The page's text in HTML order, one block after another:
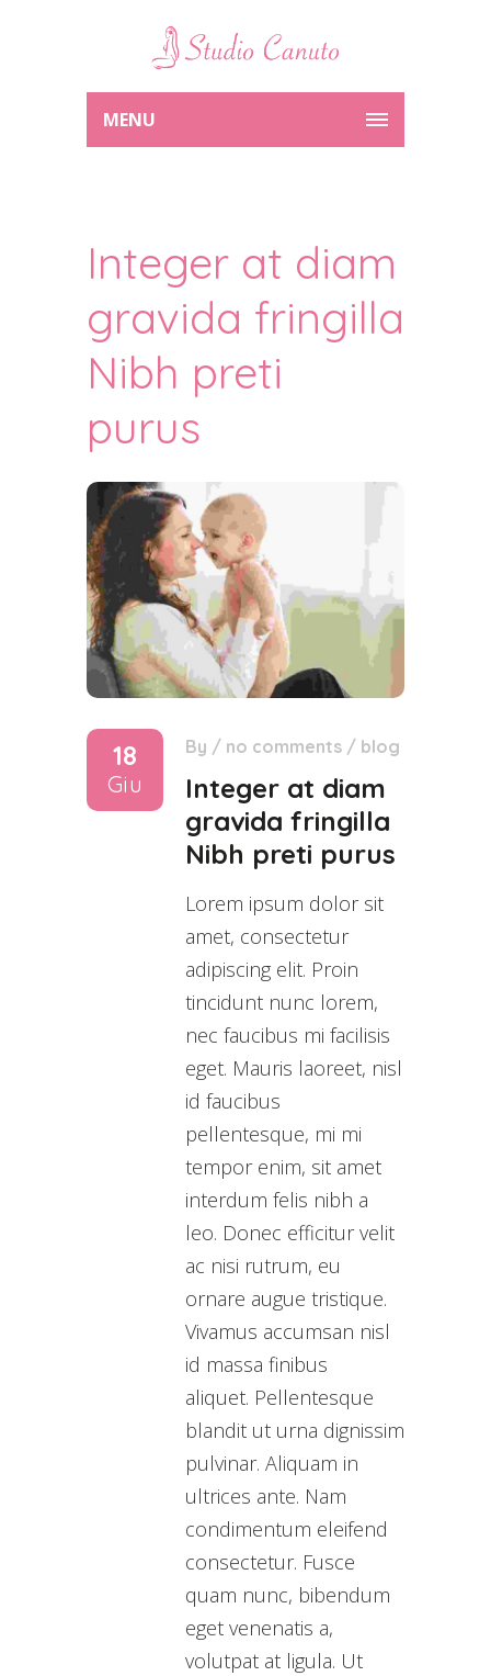
MENU
Integer at diam
gravida fringilla
Nibh preti
purus
18
Giu
By / no comments / blog
Integer at diam
gravida fringilla
Nibh preti purus
Lorem ipsum dolor sit
amet, consectetur
adipiscing elit. Proin
tincidunt nunc lorem,
nec faucibus mi facilisis
eget. Mauris laoreet, nisl
id faucibus
pellentesque, mi mi
tempor enim, sit amet
interdum felis nibh a
leo. Donec efficitur velit
ac nisi rutrum, eu
ornare augue tristique.
Vivamus accumsan nisl
id massa finibus
aliquet. Pellentesque
blandit ut urna dignissim
pulvinar. Aliquam in
ultrices ante. Nam
condimentum eleifend
consectetur. Fusce
quam nunc, bibendum
eget venenatis a,
volutpat at ligula. Ut